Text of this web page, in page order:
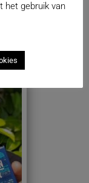
het gebruik van